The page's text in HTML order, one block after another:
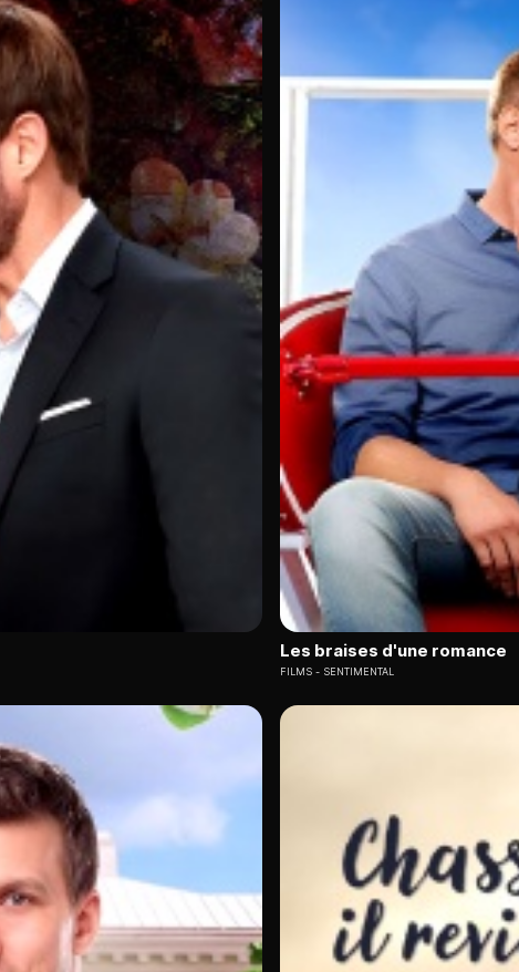
Les braises d'une romance
FILMS SENTIMENTAL